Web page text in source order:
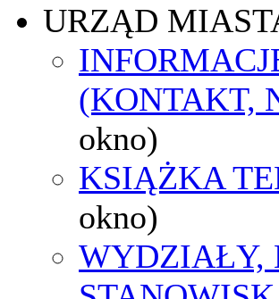
URZĄD
(KONTAKT,
okno)
KSIĄŻKA
okno)
WYDZIAŁY,